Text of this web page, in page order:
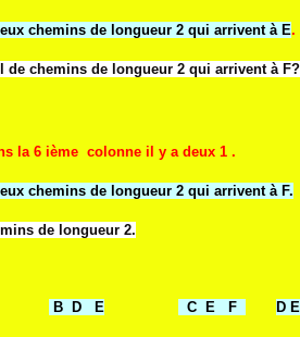
chemins de longueur 2 qui arrivent à E.
de chemins de longueur 2 qui arrivent à F?
la 6 ième colonne il y a deux 1 .
chemins de longueur 2 qui arrivent à F.
de longueur 2.
B D E C E F D